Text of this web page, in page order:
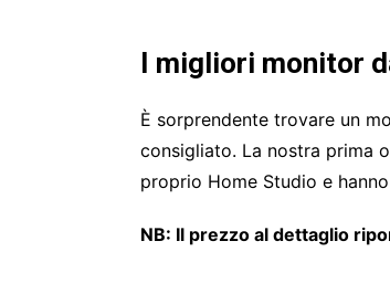
I migliori monitor
È sorprendente trovare un
consigliato. La nostra prima
proprio Home Studio e
NB: Il prezzo al dettaglio